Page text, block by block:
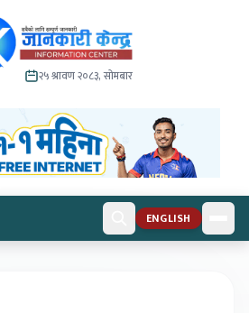
२५ श्रावण २०८३, सोमबार
ENGLISH